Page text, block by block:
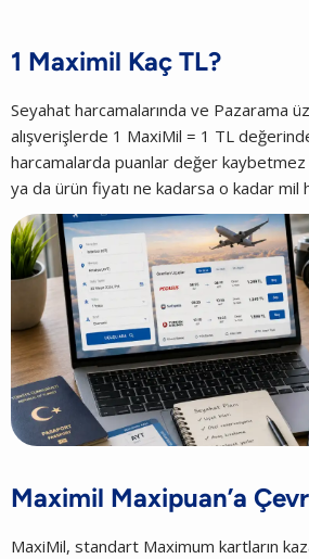
1 Maximil Kaç TL?
Seyahat harcamalarında ve Pazarama
alışverişlerde 1 MaxiMil = 1 TL
harcamalarda puanlar değer
ya da ürün fiyatı ne kadarsa o kadar mil
Maximil Maxipuan’a
MaxiMil, standart Maximum kartların